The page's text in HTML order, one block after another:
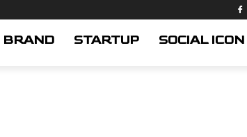
BRAND STARTUP SOCIAL ICON